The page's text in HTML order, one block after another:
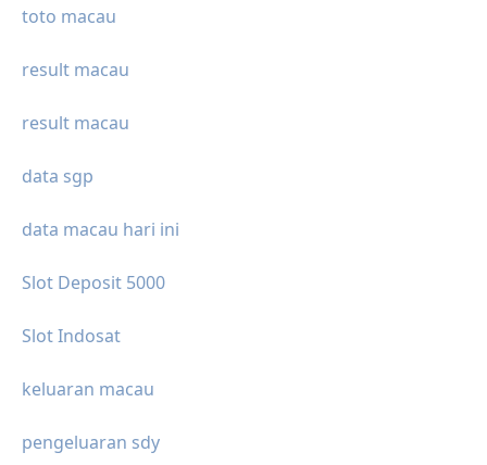
toto macau
result macau
result macau
data sgp
data macau hari ini
Slot Deposit 5000
Slot Indosat
keluaran macau
pengeluaran sdy